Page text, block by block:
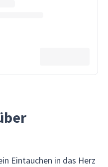
Eintauchen in das Herz